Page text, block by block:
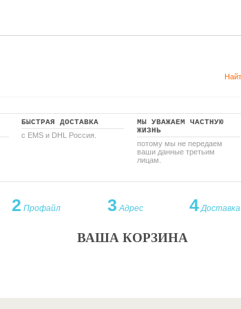
БЫСТРАЯ ДОСТАВКА
с EMS и DHL Россия.
МЫ УВАЖАЕМ ЧАСТНУЮ
ЖИЗНЬ
потому мы не передаем
ваши данные третьим
лицам.
2 Профайл 3 Адрес 4Доставка
ВАША КОРЗИНА